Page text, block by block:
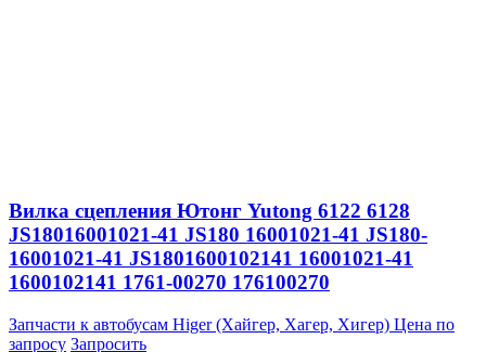
Вилка сцепления Ютонг Yutong 6122 6128
JS18016001021-41 JS180 16001021-41 JS180-
16001021-41 JS1801600102141 16001021-41
1600102141 1761-00270 176100270
Запчасти к автобусам Higer (Хайгер, Хагер, Хигер) Цена по
запросу Запросить